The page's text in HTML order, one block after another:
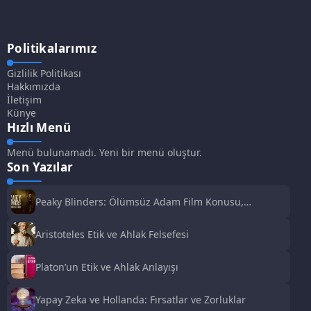
Politikalarımız
Gizlilik Politikası
Hakkımızda
İletişim
Künye
Hızlı Menü
Menü bulunamadı. Yeni bir menü oluştur.
Son Yazılar
Peaky Blinders: Ölümsüz Adam Film Konusu,
Aristoteles Etik ve Ahlak Felsefesi
Platon’un Etik ve Ahlak Anlayışı
Yapay Zeka ve Hollanda: Fırsatlar ve Zorluklar